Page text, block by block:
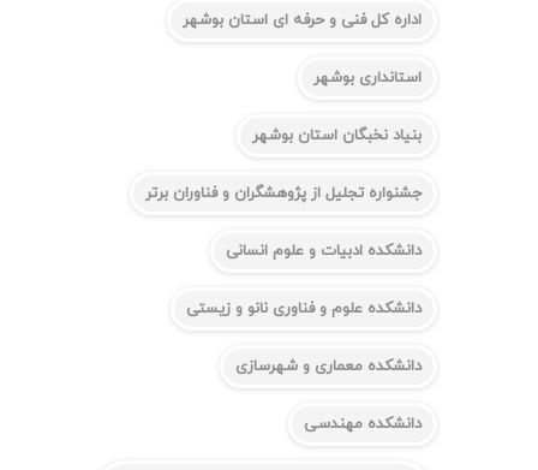
اداره کل فنی و حرفه ای استان بوشهر
استانداری بوشهر
بنیاد نخبگان استان بوشهر
جشنواره تجلیل از پژوهشگران و فناوران برتر
دانشکده ادبیات و علوم انسانی
دانشکده علوم و فناوری نانو و زیستی
دانشکده معماری و شهرسازی
دانشکده مهندسی